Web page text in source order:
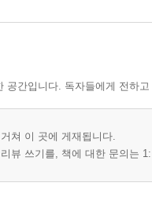
공간입니다. 독자들에게 전하
쳐 이 곳에 게재됩니다.
뷰 쓰기를, 책에 대한 문의는